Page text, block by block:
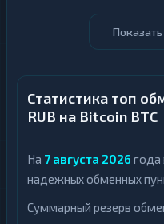
Статистика топ
RUB на Bitcoin BTC
На 7 августа 2026 года
надежных обменных
Суммарный резерв